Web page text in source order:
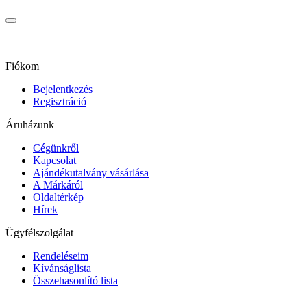
Fiókom
Bejelentkezés
Regisztráció
Áruházunk
Cégünkről
Kapcsolat
Ajándékutalvány vásárlása
A Márkáról
Oldaltérkép
Hírek
Ügyfélszolgálat
Rendeléseim
Kívánságlista
Összehasonlító lista